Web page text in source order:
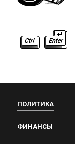
ПОЛИТИКА
ФИНАНСЫ